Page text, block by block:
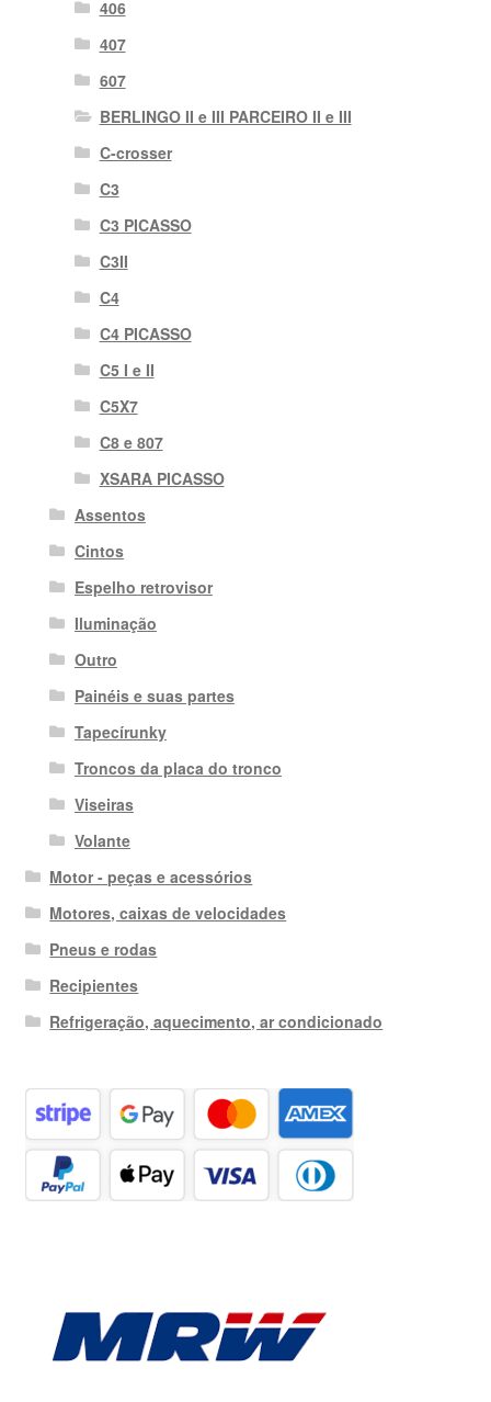
406
407
607
BERLINGO II e III PARCEIRO II e III
C-crosser
C3
C3 PICASSO
C3II
C4
C4 PICASSO
C5 I e II
C5X7
C8 e 807
XSARA PICASSO
Assentos
Cintos
Espelho retrovisor
Iluminação
Outro
Painéis e suas partes
Tapecírunky
Troncos da placa do tronco
Viseiras
Volante
Motor - peças e acessórios
Motores, caixas de velocidades
Pneus e rodas
Recipientes
Refrigeração, aquecimento, ar condicionado